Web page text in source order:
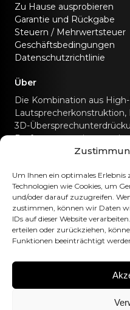
Um Ihnen ein optimales
Technologien wie Cookies, um
und/oder darauf zuzugreifen.
zustimmen, können wir Daten
IDs auf dieser Website
erteilen oder zurückziehen,
Funktionen beeinträchtigt
Zu Hause ausprobieren
Garantie und Rückgabe
Steuern / Mehrwertsteuer
Geschäftsbedingungen
Datenschutzrichtlinie
Über
Die Kombination aus
Lautsprecherkonstruktion,
3D-
Performance, wie man sie
Soundsystemen kennt.
hello@canvashifi.com
CANVAS
Flade
Umsatzsteuer-